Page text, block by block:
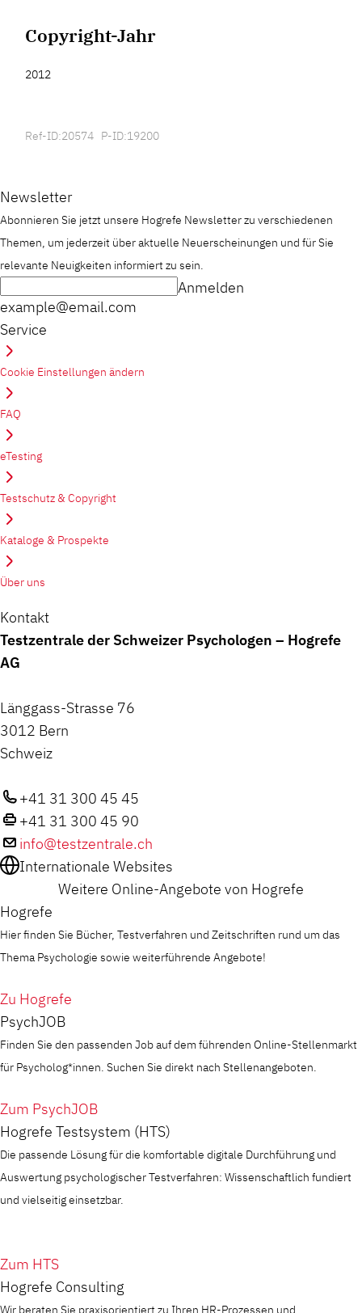
Copyright-Jahr
2012
Ref-ID:20574 P-ID:19200
Newsletter
Abonnieren Sie jetzt unsere Hogrefe Newsletter zu verschiedenen
Themen, um jederzeit über aktuelle Neuerscheinungen und für Sie
relevante Neuigkeiten informiert zu sein.
example@email.com
Anmelden
Service
Cookie Einstellungen ändern
FAQ
eTesting
Testschutz & Copyright
Kataloge & Prospekte
Über uns
Kontakt
Testzentrale der Schweizer Psychologen – Hogrefe
AG
Länggass-Strasse 76
3012 Bern
Schweiz
+41 31 300 45 45
+41 31 300 45 90
info@testzentrale.ch
Internationale Websites
Weitere Online-Angebote von Hogrefe
Hogrefe
Hier finden Sie Bücher, Testverfahren und Zeitschriften rund um das
Thema Psychologie sowie weiterführende Angebote!
Zu Hogrefe
PsychJOB
Finden Sie den passenden Job auf dem führenden Online-Stellenmarkt
für Psycholog*innen. Suchen Sie direkt nach Stellenangeboten.
Zum PsychJOB
Hogrefe Testsystem (HTS)
Die passende Lösung für die komfortable digitale Durchführung und
Auswertung psychologischer Testverfahren: Wissenschaftlich fundiert
und vielseitig einsetzbar.
Zum HTS
Hogrefe Consulting
Wir beraten Sie praxisorientiert zu Ihren HR-Prozessen und